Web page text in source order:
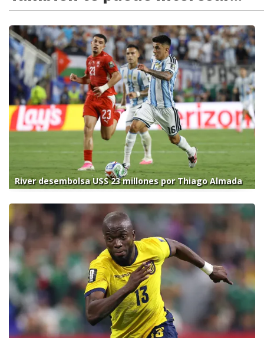
River desembolsa U$S 23 millones por Thiago Almada